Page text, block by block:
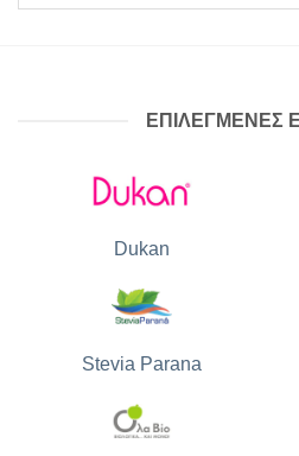
ΕΠΙΛΕΓΜΕΝΕΣ
Dukan
Stevia Parana